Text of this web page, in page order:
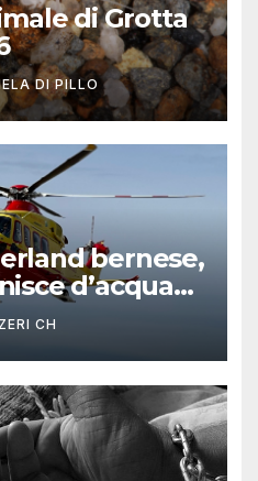
di Grotta
DI PILLO
bernese,
d’acqua
CH